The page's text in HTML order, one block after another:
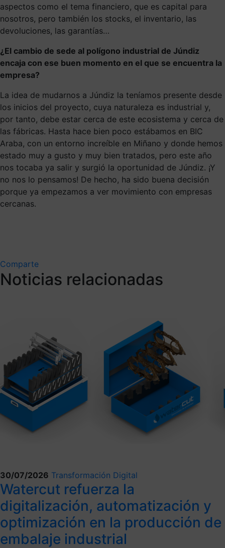
aspectos como el tema financiero, que es capital para
nosotros, pero también los stocks, el inventario, las
devoluciones, las garantías…
¿El cambio de sede al polígono industrial de Júndiz
encaja con ese buen momento en el que se encuentra la
empresa?
La idea de mudarnos a Júndiz la teníamos presente desde
los inicios del proyecto, cuya naturaleza es industrial y,
por tanto, debe estar cerca de este ecosistema y cerca de
las fábricas. Hasta hace bien poco estábamos en BIC
Araba, con un entorno increíble en Miñano y donde hemos
estado muy a gusto y muy bien tratados, pero este año
nos tocaba ya salir y surgió la oportunidad de Júndiz. ¡Y
no nos lo pensamos! De hecho, ha sido buena decisión
porque ya empezamos a ver movimiento con empresas
cercanas.
Comparte
Noticias relacionadas
30/07/2026 Transformación Digital
Watercut refuerza la
digitalización, automatización y
optimización en la producción de
embalaje industrial